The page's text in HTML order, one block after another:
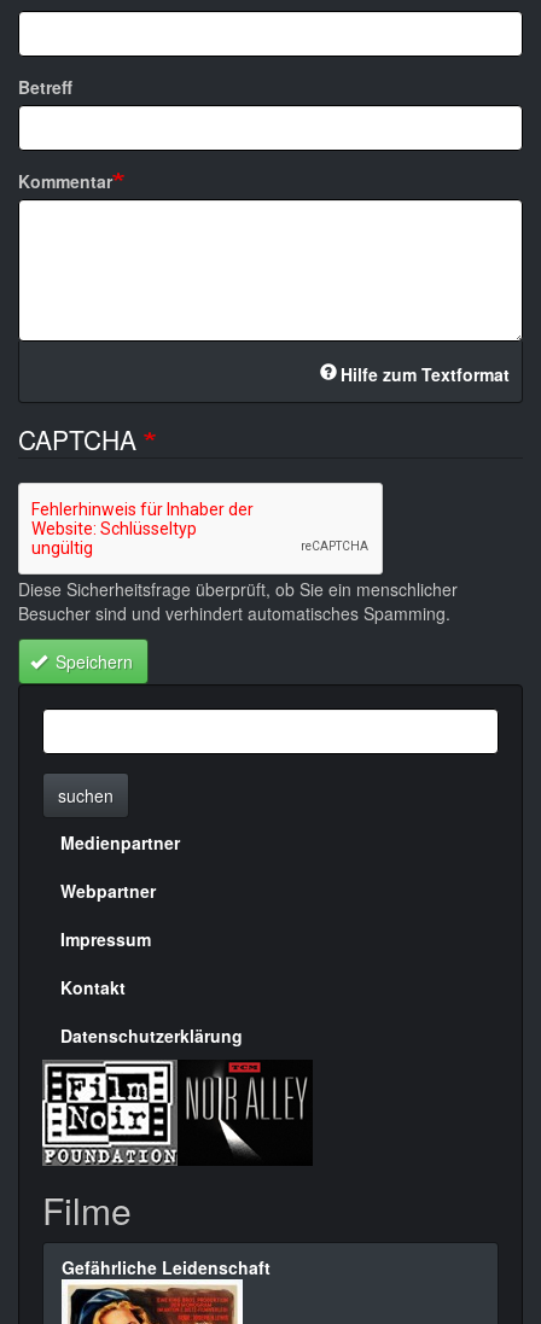
Betreff
Kommentar
Hilfe zum Textformat
CAPTCHA
Diese Sicherheitsfrage überprüft, ob Sie ein menschlicher
Besucher sind und verhindert automatisches Spamming.
Speichern
suchen
Menülinks
rechte
Seite
Medienpartner
Webpartner
Impressum
Kontakt
Datenschutzerklärung
Filme
Gefährliche Leidenschaft